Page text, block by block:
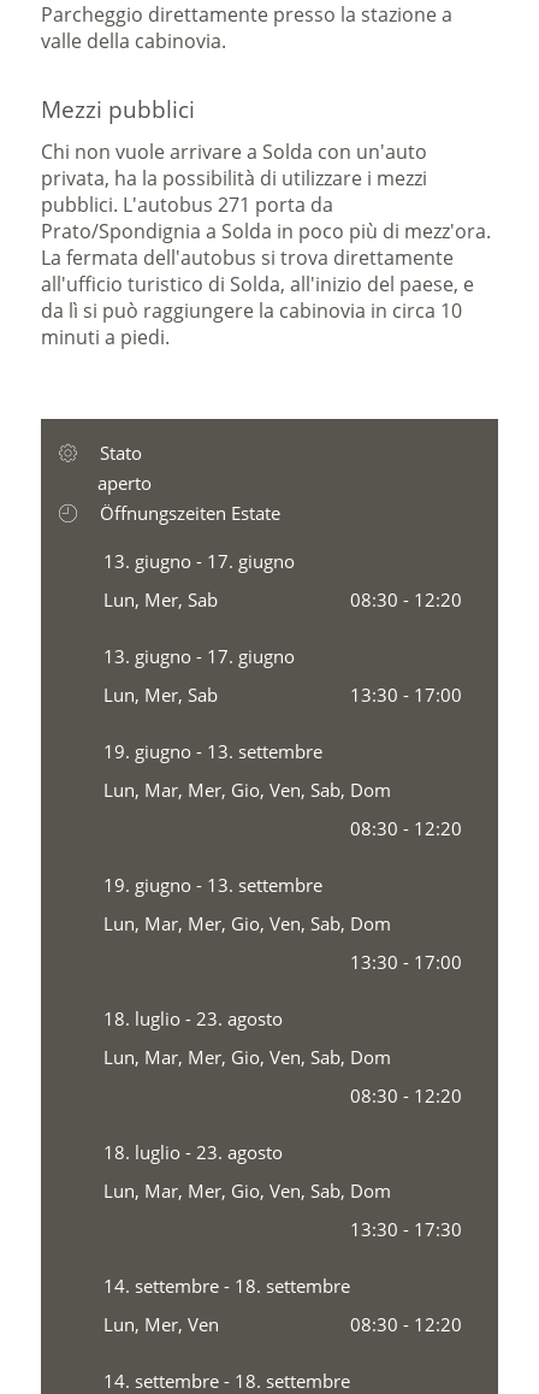
Parcheggio direttamente presso la stazione a
valle della cabinovia.
Mezzi pubblici
Chi non vuole arrivare a Solda con un'auto
privata, ha la possibilità di utilizzare i mezzi
pubblici. L'autobus 271 porta da
Prato/Spondignia a Solda in poco più di mezz'ora.
La fermata dell'autobus si trova direttamente
all'ufficio turistico di Solda, all'inizio del paese, e
da lì si può raggiungere la cabinovia in circa 10
minuti a piedi.
Stato
aperto
Öffnungszeiten Estate
13. giugno - 17. giugno
Lun, Mer, Sab
08:30 - 12:20
13. giugno - 17. giugno
Lun, Mer, Sab
13:30 - 17:00
19. giugno - 13. settembre
Lun, Mar, Mer, Gio, Ven, Sab, Dom
08:30 - 12:20
19. giugno - 13. settembre
Lun, Mar, Mer, Gio, Ven, Sab, Dom
13:30 - 17:00
18. luglio - 23. agosto
Lun, Mar, Mer, Gio, Ven, Sab, Dom
08:30 - 12:20
18. luglio - 23. agosto
Lun, Mar, Mer, Gio, Ven, Sab, Dom
13:30 - 17:30
14. settembre - 18. settembre
Lun, Mer, Ven
08:30 - 12:20
14. settembre - 18. settembre